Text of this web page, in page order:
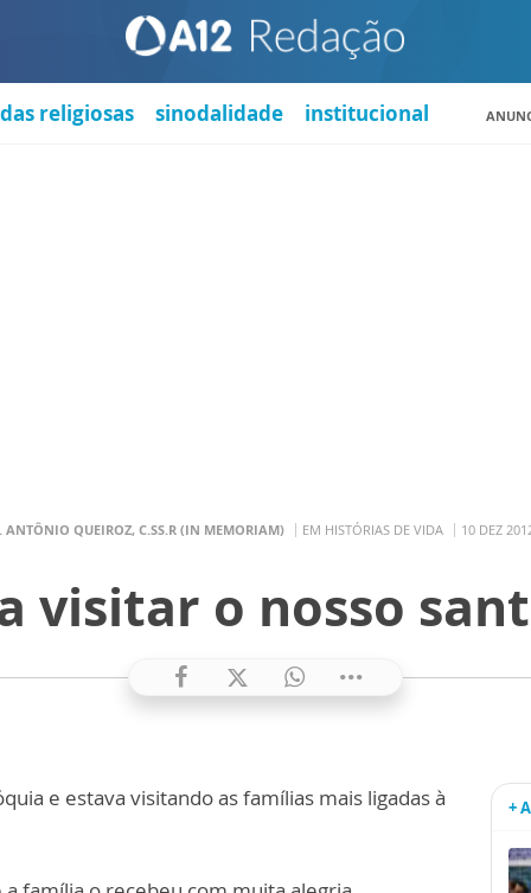
religiosas sinodalidade institucional
ANTÔNIO QUEIROZ, C.SS.R (IN MEMORIAM) EM HISTÓRIAS DE VIDA 10 DEZ
visitar o nosso
e estava visitando as famílias mais ligadas à +